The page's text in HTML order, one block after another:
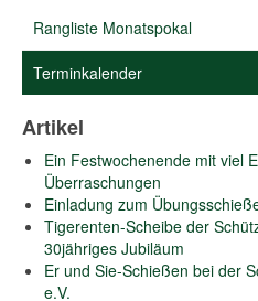
Rangliste Monatspokal
Terminkalender
Artikel
Ein Festwochenende mit viel
Überraschungen
Einladung zum
Tigerenten-Scheibe der
30jähriges Jubiläum
Er und Sie-Schießen bei der
e.V.